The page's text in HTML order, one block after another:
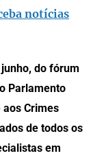
notícias
do fórum
Parlamento
aos Crimes
de todos os
em